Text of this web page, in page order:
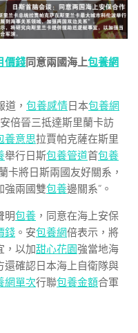
價錢同意兩國海上包養網
， 包養感情日本包養網
安倍晉三抵達斯里蘭卡訪
養意思拉賈帕克薩在斯里
舉行日斯包養管道首包養
卡將日斯兩國友好關系，
強兩國雙包養邊關系”。
明包養 ，同意在海上安保
錢 。安包養網倍表示，將
，以加甜心花園強當地海
還確認日本海上自衛隊與
網單次行聯包養金額合軍